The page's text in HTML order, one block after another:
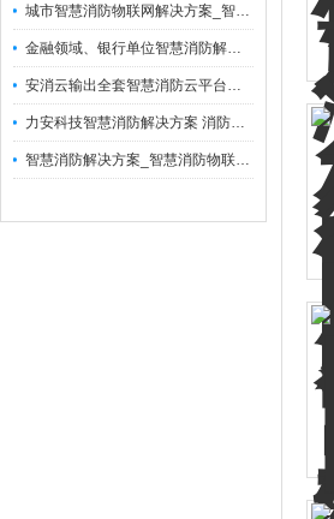
城市智慧消防物联网解决方案_智慧消防解决方案
金融领域、银行单位智慧消防解决方案
安消云输出全套智慧消防云平台技术，应用智慧消防解决方案赋能县镇市场
力安科技智慧消防解决方案 消防智能时代
智慧消防解决方案_智慧消防物联网整体解决方案_构建智慧消防物联网云平台